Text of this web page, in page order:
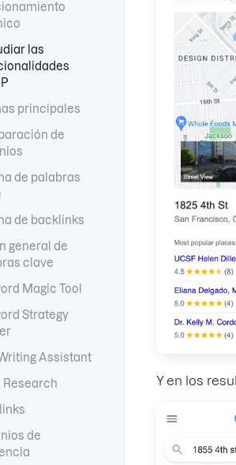
las
principales
de
de palabras
de backlinks
general de
clave
Magic Tool
Strategy
Assistant
Research
de
Y en los